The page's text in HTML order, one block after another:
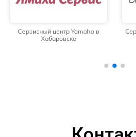
Сервисный центр Yamaha в
Хабаровске